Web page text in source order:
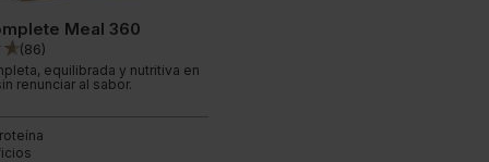
Meal 360
(86)
equilibrada y nutritiva en
renunciar al sabor.